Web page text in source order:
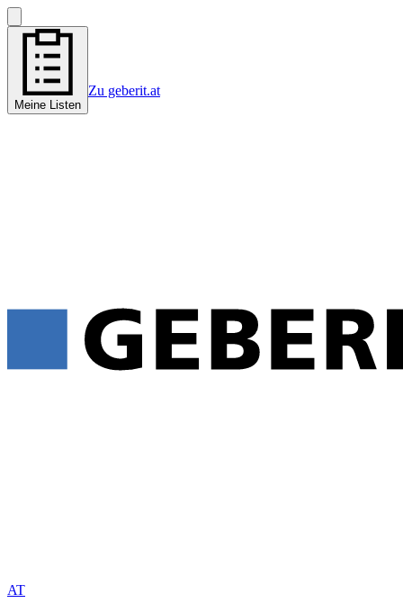
Meine Listen
Zu geberit.at
AT